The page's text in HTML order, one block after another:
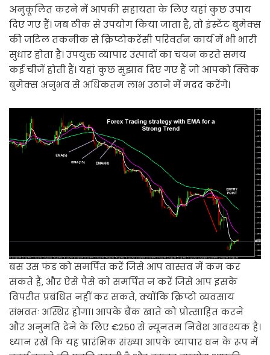
अनुकूलित करने में आपकी सहायता के लिए यहां कुछ उपाय
दिए गए हैं। जब ठीक से उपयोग किया जाता है, तो इंस्टेंट बुमेक्स
की जटिल तकनीक से क्रिप्टोकरेंसी परिवर्तन कार्य में भी भारी
सुधार होता है। उपयुक्त व्यापार उत्पादों का चयन करते समय
कई चीजें होती हैं। यहां कुछ सुझाव दिए गए हैं जो आपको क्विक
बुमेक्स अनुभव से अधिकतम लाभ उठाने में मदद करेंगे।
बस उस फंड को समर्पित करें जिसे आप वास्तव में कम कर
सकते हैं, और ऐसे पैसे को समर्पित न करें जिसे आप इसके
विपरीत प्रबंधित नहीं कर सकते, क्योंकि क्रिप्टो व्यवसाय
संभवतः अस्थिर होगा। आपके बैंक खाते को प्रोत्साहित करने
और अनुमति देने के लिए €250 से न्यूनतम निवेश आवश्यक है।
ध्यान रखें कि यह प्रारंभिक संख्या आपके व्यापार धन के रूप में